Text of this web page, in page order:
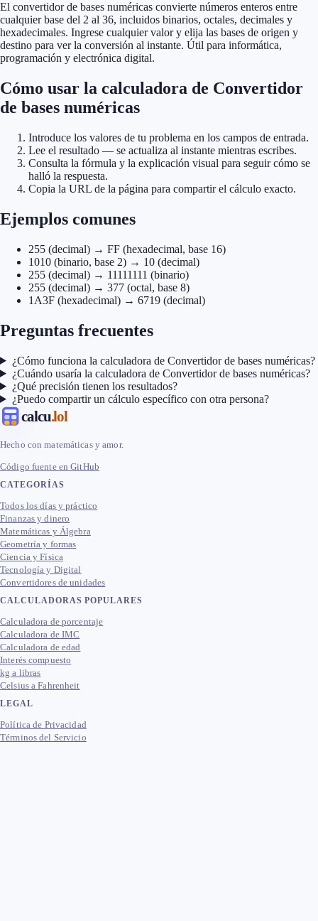
El convertidor de bases numéricas convierte números enteros entre
cualquier base del 2 al 36, incluidos binarios, octales, decimales y
hexadecimales. Ingrese cualquier valor y elija las bases de origen y
destino para ver la conversión al instante. Útil para informática,
programación y electrónica digital.
Cómo usar la calculadora de Convertidor
de bases numéricas
Introduce los valores de tu problema en los campos de entrada.
Lee el resultado — se actualiza al instante mientras escribes.
Consulta la fórmula y la explicación visual para seguir cómo se
halló la respuesta.
Copia la URL de la página para compartir el cálculo exacto.
Ejemplos comunes
255 (decimal) → FF (hexadecimal, base 16)
1010 (binario, base 2) → 10 (decimal)
255 (decimal) → 11111111 (binario)
255 (decimal) → 377 (octal, base 8)
1A3F (hexadecimal) → 6719 (decimal)
Preguntas frecuentes
¿Cómo funciona la calculadora de Convertidor de bases numéricas?
¿Cuándo usaría la calculadora de Convertidor de bases numéricas?
¿Qué precisión tienen los resultados?
¿Puedo compartir un cálculo específico con otra persona?
calcu.lol
Hecho con matemáticas y amor.
Código fuente en GitHub
CATEGORÍAS
Todos los días y práctico
Finanzas y dinero
Matemáticas y Álgebra
Geometría y formas
Ciencia y Física
Tecnología y Digital
Convertidores de unidades
CALCULADORAS POPULARES
Calculadora de porcentaje
Calculadora de IMC
Calculadora de edad
Interés compuesto
kg a libras
Celsius a Fahrenheit
LEGAL
Política de Privacidad
Términos del Servicio